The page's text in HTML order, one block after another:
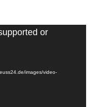
or
images/video-